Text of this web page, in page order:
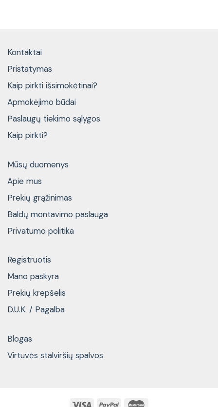
Kontaktai
Pristatymas
Kaip pirkti išsimokėtinai?
Apmokėjimo būdai
Paslaugų tiekimo sąlygos
Kaip pirkti?
Mūsų duomenys
Apie mus
Prekių grąžinimas
Baldų montavimo paslauga
Privatumo politika
Registruotis
Mano paskyra
Prekių krepšelis
D.U.K. / Pagalba
Blogas
Virtuvės stalviršių spalvos